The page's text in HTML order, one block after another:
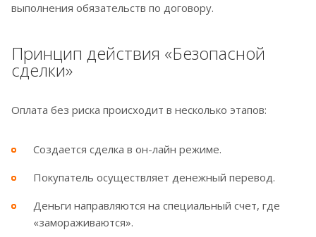
выполнения обязательств по договору.
Принцип действия «Безопасной
сделки»
Оплата без риска происходит в несколько этапов:
Создается сделка в он-лайн режиме.
Покупатель осуществляет денежный перевод.
Деньги направляются на специальный счет, где
«замораживаются».